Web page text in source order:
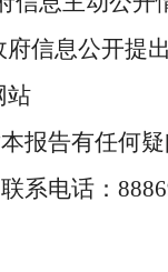
信息公开提
站
报告有任何
系电话：